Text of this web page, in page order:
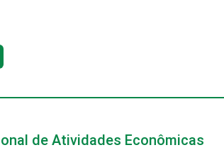
de Atividades Econômicas